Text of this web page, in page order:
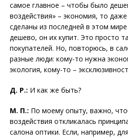
самое главное – чтобы было
воздействия» – экономия, то
сделаны из последней в этом
дешево, он их купит. Это просто
покупателей. Но, повторюсь, в
разные люди: кому-то нужна
экология, кому-то –
Д. Р.: И как же быть?
М. П.: По моему опыту, важно,
воздействия откликалась
салона оптики. Если, например,